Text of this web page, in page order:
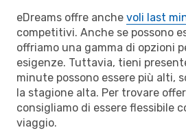
eDreams offre anche voli last
competitivi. Anche se possono
offriamo una gamma di opzioni
esigenze. Tuttavia, tieni
minute possono essere più alti,
la stagione alta. Per trovare
consigliamo di essere flessibile
viaggio.